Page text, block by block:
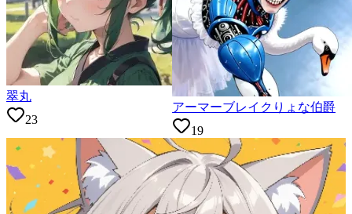
翠丸
23
アーマーブレイクりょな伯爵
19